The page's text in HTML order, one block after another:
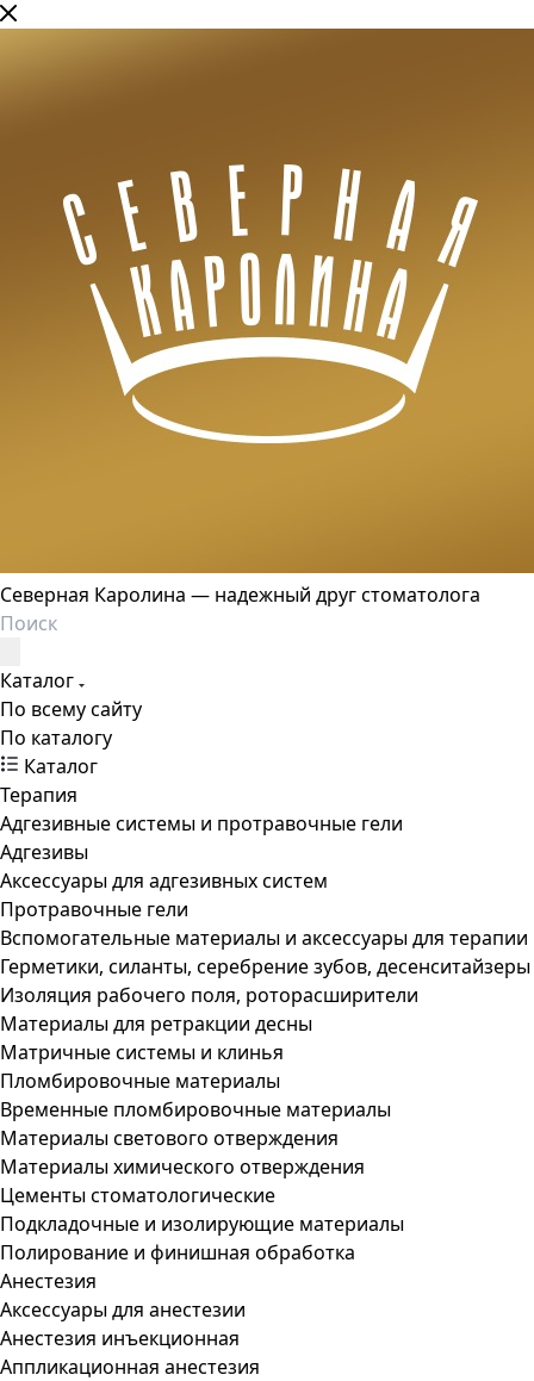
Северная Каролина — надежный друг стоматолога
Каталог
По всему сайту
По каталогу
Каталог
Терапия
Адгезивные системы и протравочные гели
Адгезивы
Аксессуары для адгезивных систем
Протравочные гели
Вспомогательные материалы и аксессуары для терапии
Герметики, силанты, серебрение зубов, десенситайзеры
Изоляция рабочего поля, роторасширители
Материалы для ретракции десны
Матричные системы и клинья
Пломбировочные материалы
Временные пломбировочные материалы
Материалы светового отверждения
Материалы химического отверждения
Цементы стоматологические
Подкладочные и изолирующие материалы
Полирование и финишная обработка
Анестезия
Аксессуары для анестезии
Анестезия инъекционная
Аппликационная анестезия